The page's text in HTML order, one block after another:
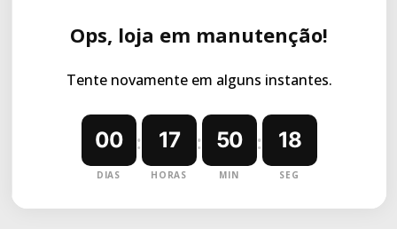
Ops, loja em manutenção!
Tente novamente em alguns instantes.
00
DIAS
: 17
HORAS
: 50
MIN
: 18
SEG